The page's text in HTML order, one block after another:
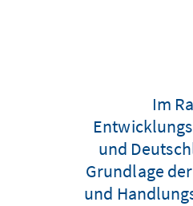
Im
und
Grundlage
und